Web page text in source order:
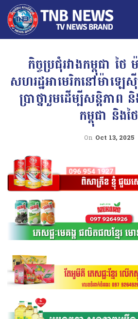
កិច្ចប្រជុំរវាងកម្ពុជា
សហរដ្ឋអាមេរិកនៅម៉ាឡ
ប្រាថ្នារួមដើម្បីសន្តិភាព
កម្ពុជា និងថៃ
On Oct 13, 2025